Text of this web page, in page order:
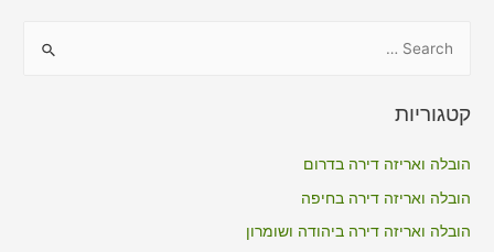
r
o
קטגוריות
הובלה ואריזה דירה בדרום
הובלה ואריזה דירה בחיפה
הובלה ואריזה דירה ביהודה ושומרון